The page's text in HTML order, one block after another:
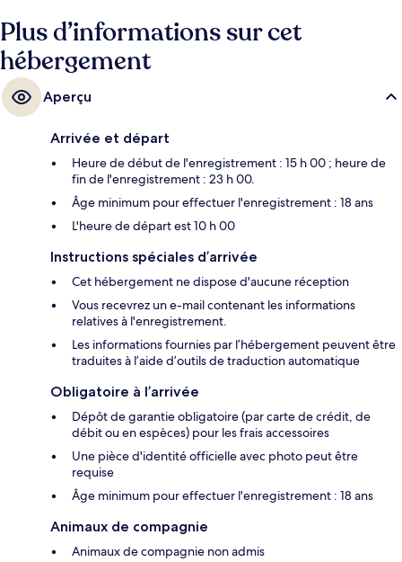
Plus d’informations sur cet
hébergement
Aperçu
Arrivée et départ
Heure de début de l'enregistrement : 15 h 00 ; heure de
fin de l'enregistrement : 23 h 00.
Âge minimum pour effectuer l'enregistrement : 18 ans
L'heure de départ est 10 h 00
Instructions spéciales d’arrivée
Cet hébergement ne dispose d'aucune réception
Vous recevrez un e-mail contenant les informations
relatives à l'enregistrement.
Les informations fournies par l’hébergement peuvent être
traduites à l’aide d’outils de traduction automatique
Obligatoire à l’arrivée
Dépôt de garantie obligatoire (par carte de crédit, de
débit ou en espèces) pour les frais accessoires
Une pièce d'identité officielle avec photo peut être
requise
Âge minimum pour effectuer l'enregistrement : 18 ans
Animaux de compagnie
Animaux de compagnie non admis